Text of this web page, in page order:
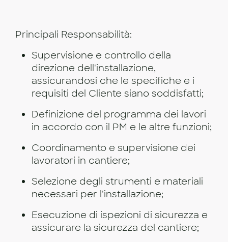
Principali Responsabilità:
Supervisione e controllo della
direzione dell'installazione,
assicurandosi che le specifiche e i
requisiti del Cliente siano soddisfatti;
Definizione del programma dei lavori
in accordo con il PM e le altre funzioni;
Coordinamento e supervisione dei
lavoratori in cantiere;
Selezione degli strumenti e materiali
necessari per l'installazione;
Esecuzione di ispezioni di sicurezza e
assicurare la sicurezza del cantiere;